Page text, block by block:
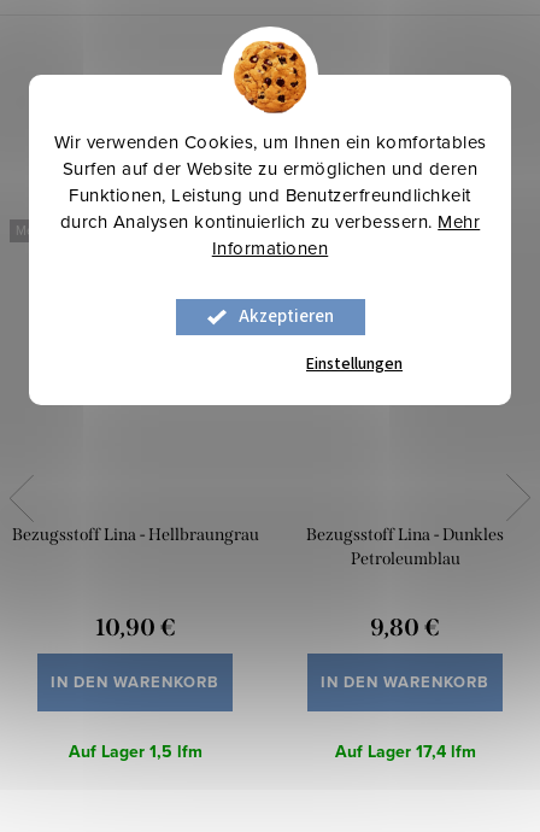
Wir verwenden Cookies, um Ihnen ein komfortables
Surfen auf der Website zu ermöglichen und deren
Funktionen, Leistung und Benutzerfreundlichkeit
durch Analysen kontinuierlich zu verbessern. Mehr
Informationen
Akzeptieren
Einstellungen
Mehr für weniger
Bezugsstoff Lina - Hellbraungrau
10,90 €
IN DEN WARENKORB
Auf Lager 1,5 lfm
Mehr für weniger
Bezugsstoff Lina - Dunkles
Petroleumblau
9,80 €
IN DEN WARENKORB
Auf Lager 17,4 lfm